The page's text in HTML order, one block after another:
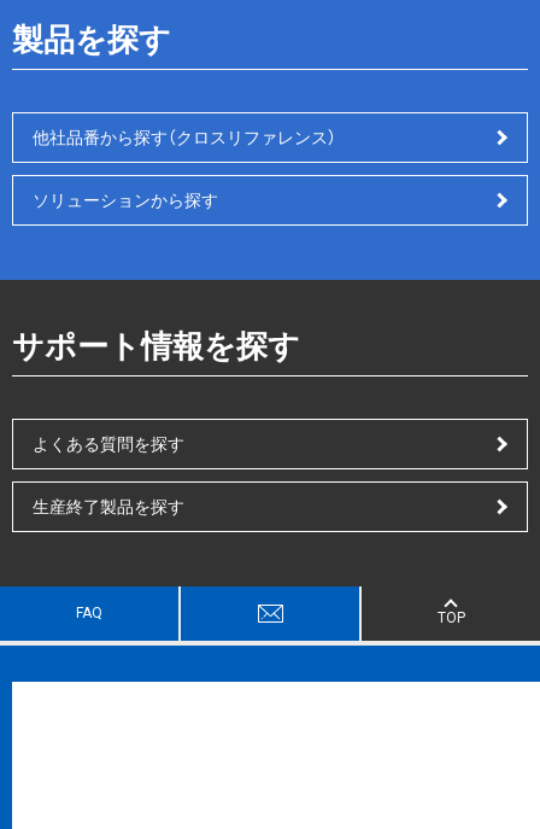
製品を探す
他社品番から探す（クロスリファレンス）
ソリューションから探す
サポート情報を探す
よくある質問を探す
生産終了製品を探す
FAQ TOP